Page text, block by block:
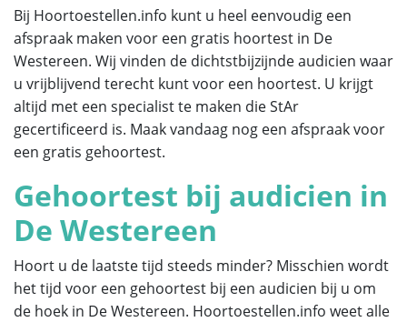
Bij Hoortoestellen.info kunt u heel eenvoudig een
afspraak maken voor een gratis hoortest in De
Westereen. Wij vinden de dichtstbijzijnde audicien waar
u vrijblijvend terecht kunt voor een hoortest. U krijgt
altijd met een specialist te maken die StAr
gecertificeerd is. Maak vandaag nog een afspraak voor
een gratis gehoortest.
Gehoortest bij audicien in
De Westereen
Hoort u de laatste tijd steeds minder? Misschien wordt
het tijd voor een gehoortest bij een audicien bij u om
de hoek in De Westereen. Hoortoestellen.info weet alle